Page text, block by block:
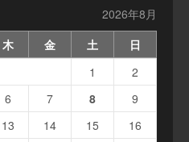
2026年8月
木 金 土 日
1
2
6 7 8
9
13 14 15
16